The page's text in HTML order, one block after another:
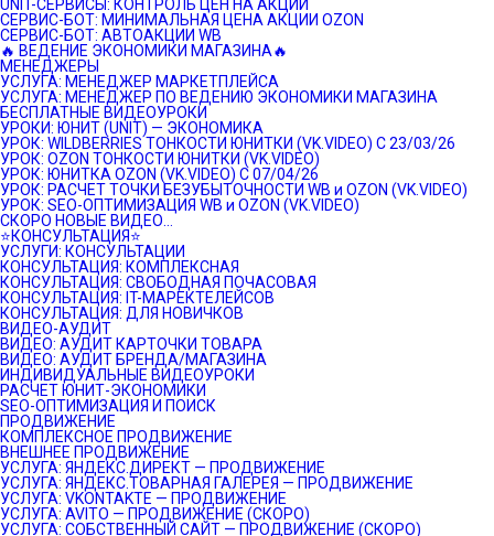
UNIT-СЕРВИСЫ: КОНТРОЛЬ ЦЕН НА АКЦИИ
СЕРВИС-БОТ: МИНИМАЛЬНАЯ ЦЕНА АКЦИИ OZON
СЕРВИС-БОТ: АВТОАКЦИИ WB
🔥 ВЕДЕНИЕ ЭКОНОМИКИ МАГАЗИНА🔥
МЕНЕДЖЕРЫ
УСЛУГА: МЕНЕДЖЕР МАРКЕТПЛЕЙСА
УСЛУГА: МЕНЕДЖЕР ПО ВЕДЕНИЮ ЭКОНОМИКИ МАГАЗИНА
БЕСПЛАТНЫЕ ВИДЕОУРОКИ
УРОКИ: ЮНИТ (UNIT) — ЭКОНОМИКА
УРОК: WILDBERRIES ТОНКОСТИ ЮНИТКИ (VK.VIDEO) C 23/03/26
УРОК: OZON ТОНКОСТИ ЮНИТКИ (VK.VIDEO)
УРОК: ЮНИТКА OZON (VK.VIDEO) C 07/04/26
УРОК: РАСЧЕТ ТОЧКИ БЕЗУБЫТОЧНОСТИ WB и OZON (VK.VIDEO)
УРОК: SEO-ОПТИМИЗАЦИЯ WB и OZON (VK.VIDEO)
СКОРО НОВЫЕ ВИДЕО…
⭐️КОНСУЛЬТАЦИЯ⭐️
УСЛУГИ: КОНСУЛЬТАЦИИ
КОНСУЛЬТАЦИЯ: КОМПЛЕКСНАЯ
КОНСУЛЬТАЦИЯ: СВОБОДНАЯ ПОЧАСОВАЯ
КОНСУЛЬТАЦИЯ: IT-МАРЕКТЕЛЕЙСОВ
КОНСУЛЬТАЦИЯ: ДЛЯ НОВИЧКОВ
ВИДЕО-АУДИТ
ВИДЕО: АУДИТ КАРТОЧКИ ТОВАРА
ВИДЕО: АУДИТ БРЕНДА/МАГАЗИНА
ИНДИВИДУАЛЬНЫЕ ВИДЕОУРОКИ
РАСЧЕТ ЮНИТ-ЭКОНОМИКИ
SEO-ОПТИМИЗАЦИЯ И ПОИСК
ПРОДВИЖЕНИЕ
КОМПЛЕКСНОЕ ПРОДВИЖЕНИЕ
ВНЕШНЕЕ ПРОДВИЖЕНИЕ
УСЛУГА: ЯНДЕКС.ДИРЕКТ — ПРОДВИЖЕНИЕ
УСЛУГА: ЯНДЕКС.ТОВАРНАЯ ГАЛЕРЕЯ — ПРОДВИЖЕНИЕ
УСЛУГА: VKONTAKTE — ПРОДВИЖЕНИЕ
УСЛУГА: AVITO — ПРОДВИЖЕНИЕ (СКОРО)
УСЛУГА: СОБСТВЕННЫЙ САЙТ — ПРОДВИЖЕНИЕ (СКОРО)